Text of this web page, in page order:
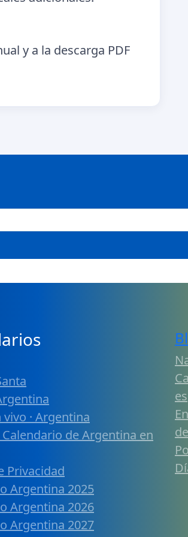
y a la descarga PDF
vivo · Argentina
de Argentina en
Privacidad
Argentina 2025
Argentina 2026
Argentina 2027